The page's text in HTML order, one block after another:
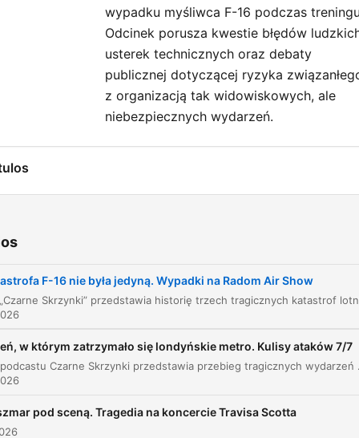
wypadku myśliwca F-16 podczas
Odcinek porusza kwestie błędów
usterek technicznych oraz debaty
publicznej dotyczącej ryzyka
z organizacją tak widowiskowych, ale
niebezpiecznych wydarzeń.
Tragedia F-16 w 2025 roku
Tricolori
00:02:50 Katastrofa grupy Żelazny w 2007 roku
00:08:04 Katastrofa białoruskiego Su-27 w 2009 roku
00:12:52
Kontynuacja pokazów i wypadek majora
Debata o bezpieczeństwie i „klątwa Radomia”
F-16 nie była jedyną. Wypadki na Radom Air Show
w którym zatrzymało się londyńskie metro. Kulisy ataków 7/7
Odcinek podcastu Czarne Skrzynki przedstawia przebieg tragicznych wydarzeń z 7
pod sceną. Tragedia na koncercie Travisa Scotta